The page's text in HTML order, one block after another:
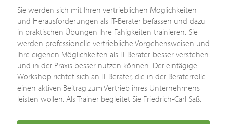
Sie werden sich mit Ihren vertrieblichen Möglichkeiten
und Herausforderungen als IT-Berater befassen und dazu
in praktischen Übungen Ihre Fähigkeiten trainieren. Sie
werden professionelle vertriebliche Vorgehensweisen und
Ihre eigenen Möglichkeiten als IT-Berater besser verstehen
und in der Praxis besser nutzen können. Der eintägige
Workshop richtet sich an IT-Berater, die in der Beraterrolle
einen aktiven Beitrag zum Vertrieb ihres Unternehmens
leisten wollen. Als Trainer begleitet Sie Friedrich-Carl Saß.